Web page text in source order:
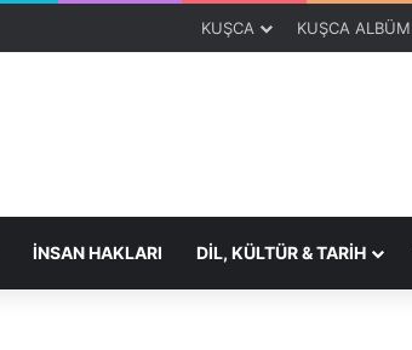
KUŞCA KUŞCA ALBÜM
İNSAN HAKLARI DİL, KÜLTÜR & TARİH